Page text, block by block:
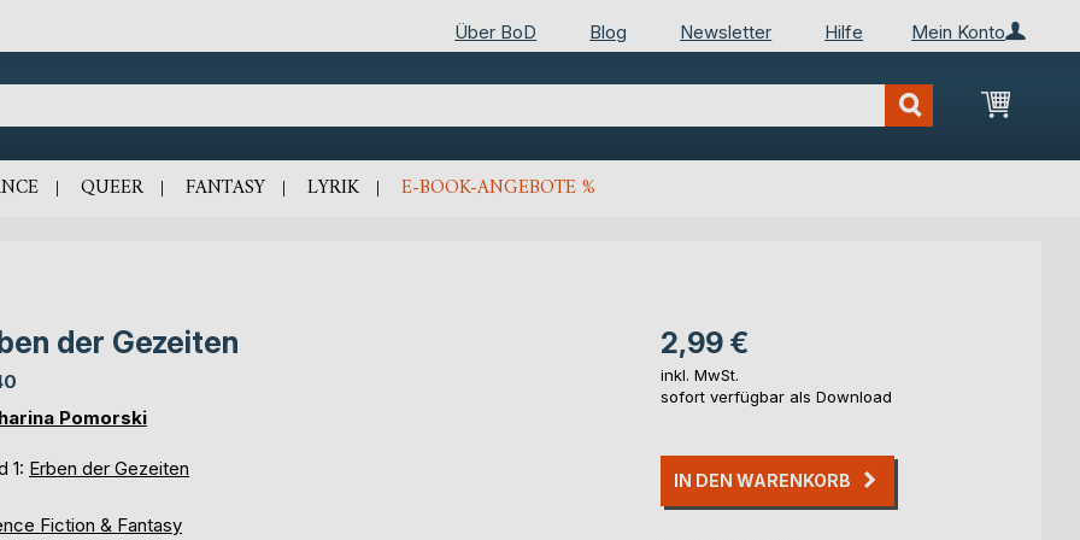
Mein Konto
Über BoD Blog Newsletter Hilfe
Mein
QUEER FANTASY LYRIK E-BOOK-ANGEBOTE %
der Gezeiten
Pomorski
1: Erben der Gezeiten
Fiction & Fantasy
2,99 €
inkl. MwSt.
sofort verfügbar als Download
IN DEN WARENKORB